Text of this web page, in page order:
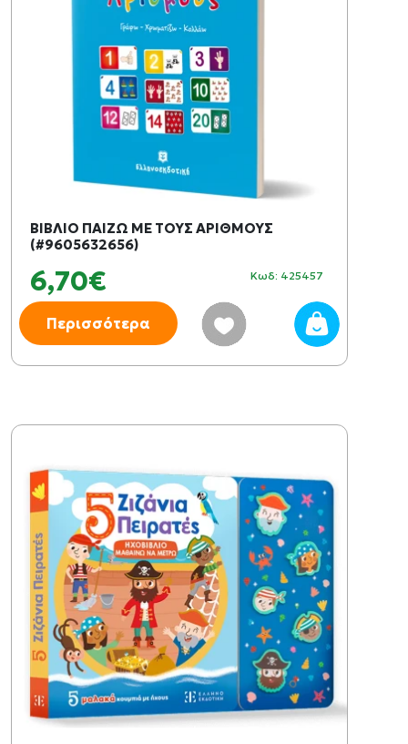
ΒΙΒΛΙΟ ΠΑΙΖΩ ΜΕ ΤΟΥΣ ΑΡΙΘΜΟΥΣ
(#9605632656)
6,70€ Κωδ: 425457
Περισσότερα